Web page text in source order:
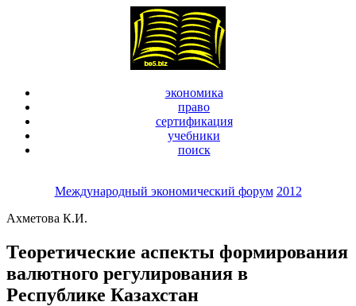
экономика
право
сертификация
учебники
поиск
Международный экономический форум 2012
Ахметова К.И.
Теоретические аспекты формирования
валютного регулирования в
Республике Казахстан